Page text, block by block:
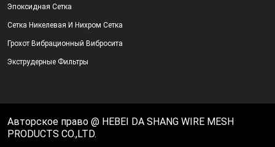
Эпоксидная Сетка
Сетка Никелевая И Нихром Сетка
Грохот Вибрационный Вибросита
Экструдерные Фильтры
Авторское право @ HEBEI DA SHANG WIRE MESH
PRODUCTS CO.,LTD.